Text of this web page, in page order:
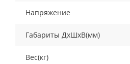
Напряжение
Габариты ДхШхВ(мм)
Вес(кг)